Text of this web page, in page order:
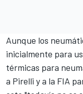
Aunque los
inicialmente para
térmicas para
a Pirelli y a la FIA